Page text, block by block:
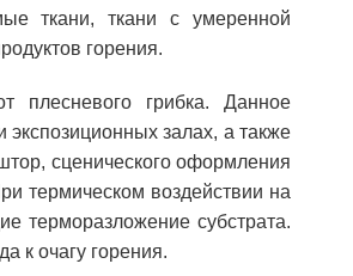
ткани, ткани с умеренной
горения.
плесневого грибка. Данное
залах, а также
сценического оформления
термическом воздействии на
терморазложение субстрата.
к очагу горения.